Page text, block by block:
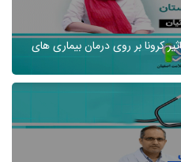
کرونا بر روی درمان بیماری های